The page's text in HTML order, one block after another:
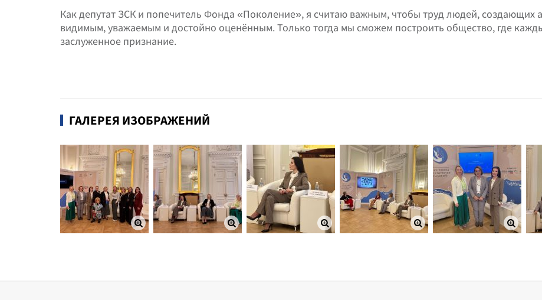
Как депутат ЗСК и попечитель Фонда «Поколение», я считаю важным, чтобы труд людей, создающих
видимым, уважаемым и достойно оценённым. Только тогда мы сможем построить общество, где
заслуженное признание.
ГАЛЕРЕЯ ИЗОБРАЖЕНИЙ